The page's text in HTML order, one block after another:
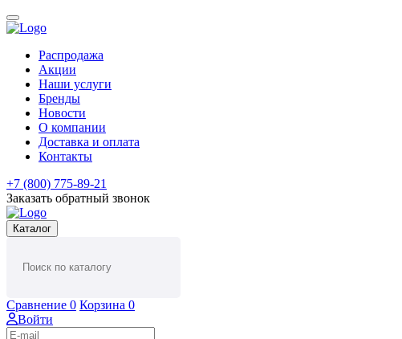
Распродажа
Акции
Наши услуги
Бренды
Новости
О компании
Доставка и оплата
Контакты
+7 (800) 775-89-21
Заказать обратный звонок
Каталог
Сравнение 0 Корзина 0
Войти